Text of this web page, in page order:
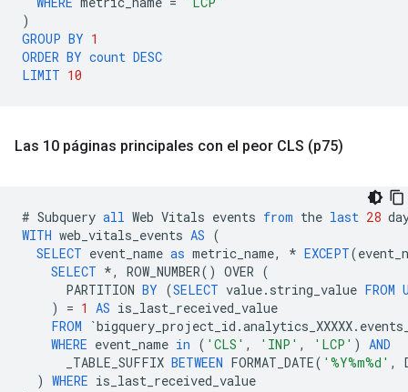
)
GROUP BY 1
ORDER BY count DESC
LIMIT 10
Las 10 páginas principales con el peor CLS (p75)
# Subquery all Web Vitals events from the last 28
WITH web_vitals_events AS (
SELECT event_name as metric_name, * EXCEPT(
SELECT *, ROW_NUMBER() OVER (
PARTITION BY (SELECT value. string_value FROM
)
= 1 AS is_last_received_value
FROM
`bigquery_project_id .analytics_XXXXX.
WHERE event_name in ( 'CLS' , 'INP' , 'LCP' )
AND
_TABLE_SUFFIX BETWEEN FORMAT_DATE( '%Y%m%d' ,
) WHERE is_last_received_value